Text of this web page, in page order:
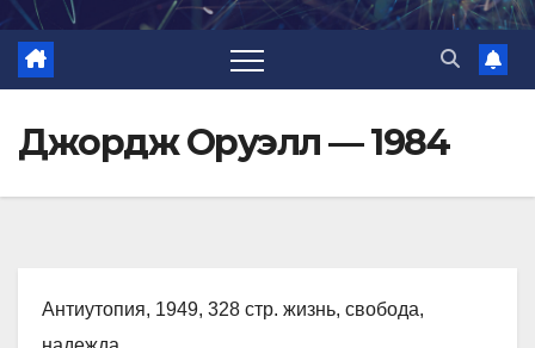
Джордж Оруэлл — 1984
Антиутопия, 1949, 328 стр. жизнь, свобода,